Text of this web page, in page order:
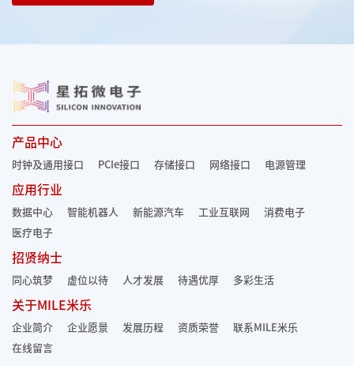
产品中心
时钟及通用接口 PCIe接口 存储接口 网络接口 电源管理
应用行业
数据中心 智能机器人 新能源汽车 工业互联网
消费电子
医疗电子
招贤纳士
同心筑梦 虚位以待 人才发展 待遇优厚 多彩生活
关于MILE米乐
企业简介 企业愿景 发展历程 资质荣誉
联系MILE米乐
在线留言